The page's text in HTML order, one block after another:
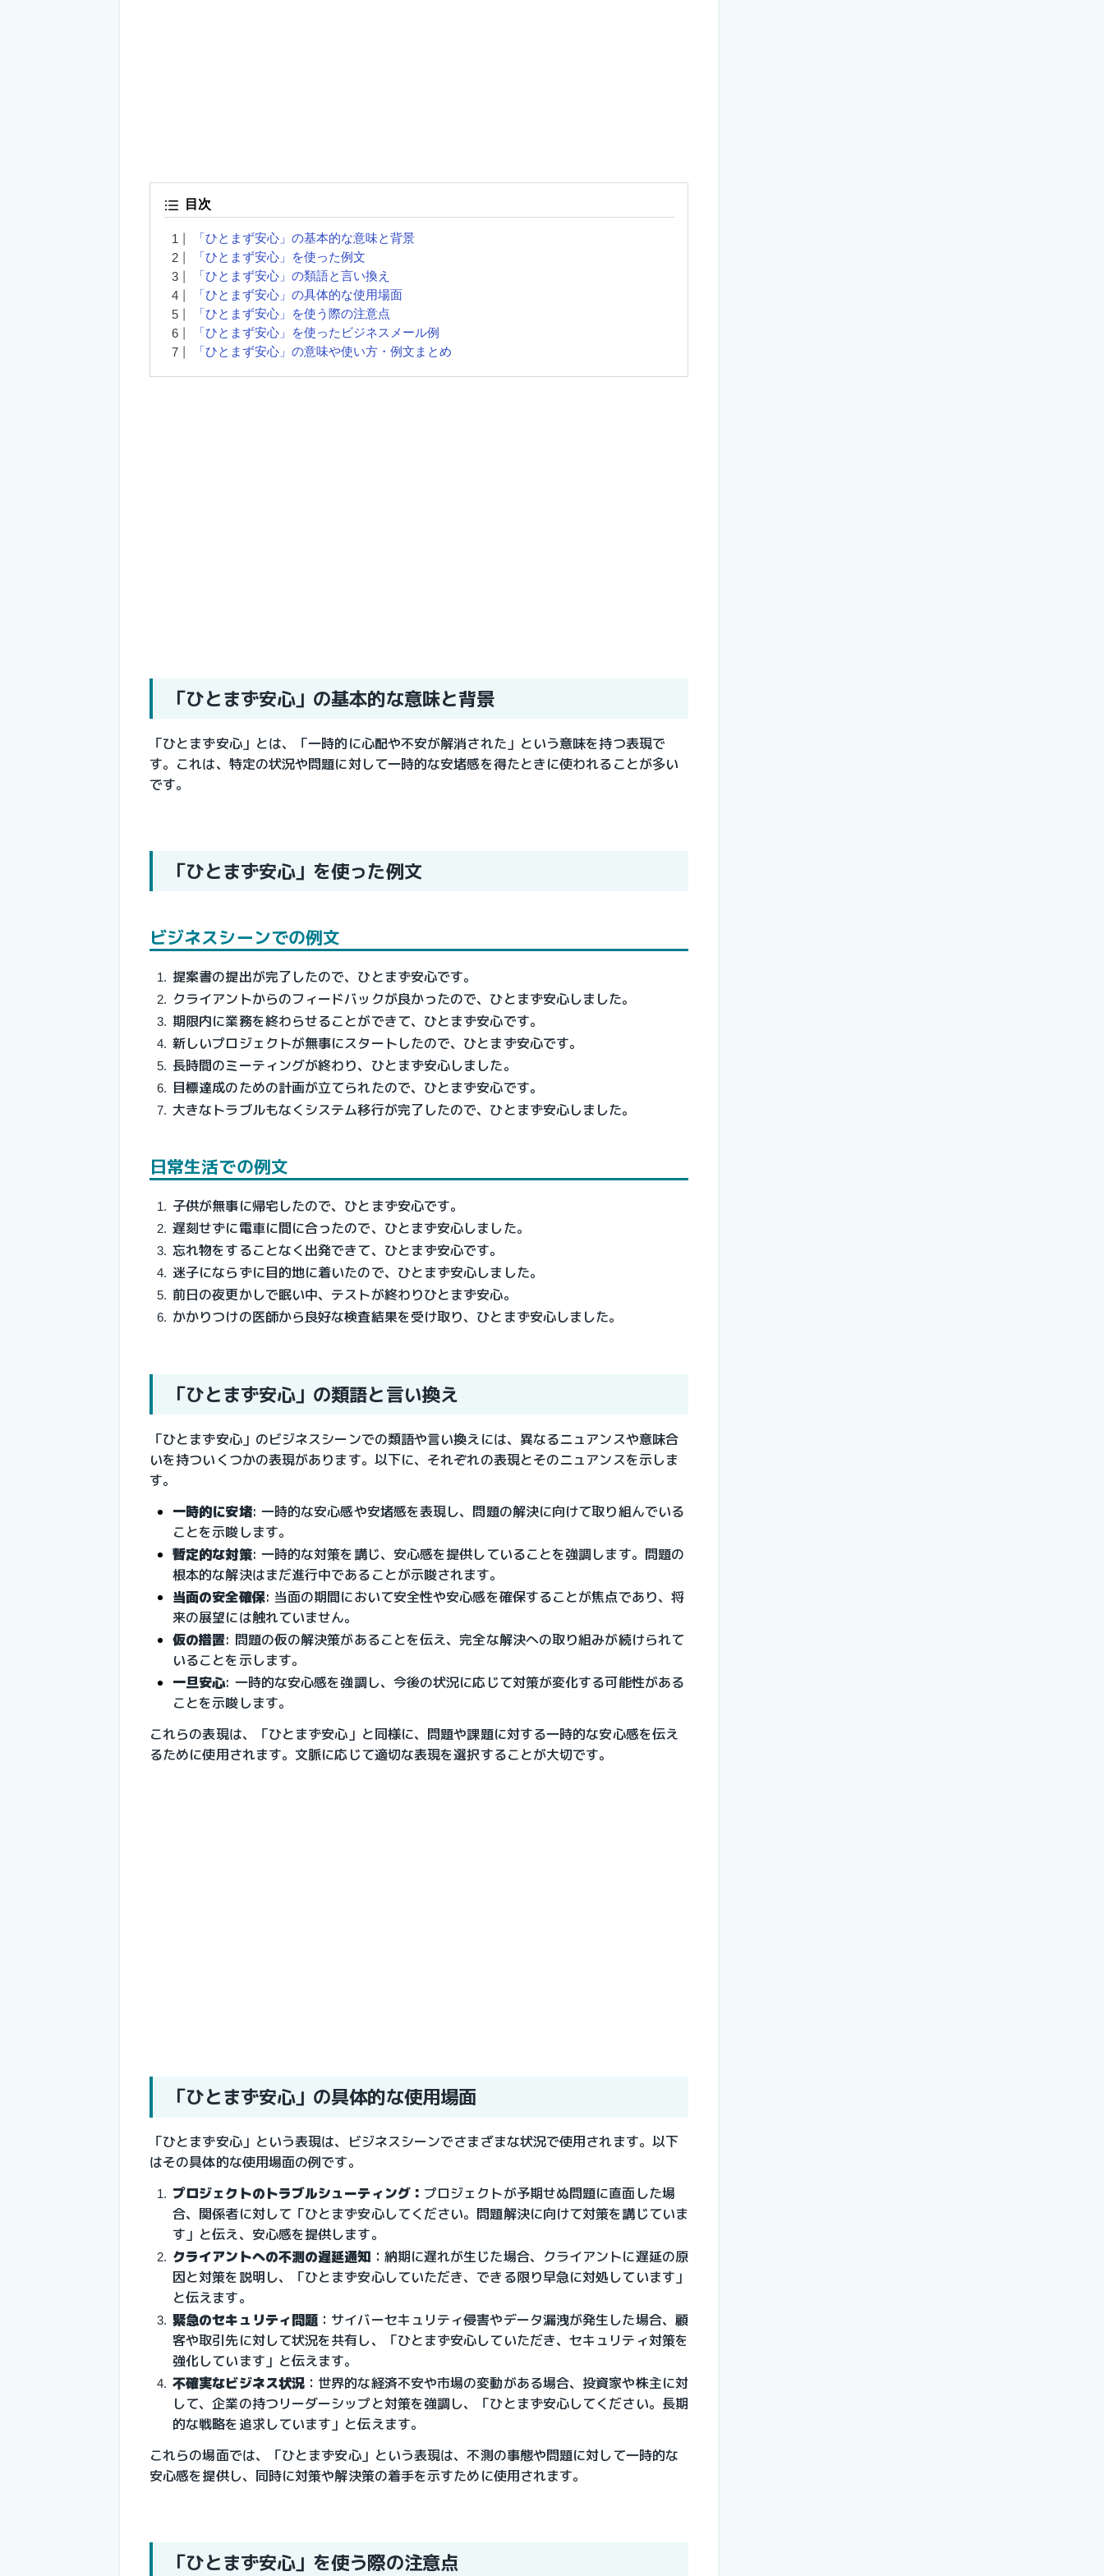
目次
「ひとまず安心」の基本的な意味と背景
「ひとまず安心」を使った例文
「ひとまず安心」の類語と言い換え
「ひとまず安心」の具体的な使用場面
「ひとまず安心」を使う際の注意点
「ひとまず安心」を使ったビジネスメール例
「ひとまず安心」の意味や使い方・例文まとめ
「ひとまず安心」の基本的な意味と背景
「ひとまず安心」とは、「一時的に心配や不安が解消された」という意味を持つ表現で
す。これは、特定の状況や問題に対して一時的な安堵感を得たときに使われることが多い
です。
「ひとまず安心」を使った例文
ビジネスシーンでの例文
提案書の提出が完了したので、ひとまず安心です。
クライアントからのフィードバックが良かったので、ひとまず安心しました。
期限内に業務を終わらせることができて、ひとまず安心です。
新しいプロジェクトが無事にスタートしたので、ひとまず安心です。
長時間のミーティングが終わり、ひとまず安心しました。
目標達成のための計画が立てられたので、ひとまず安心です。
大きなトラブルもなくシステム移行が完了したので、ひとまず安心しました。
日常生活での例文
子供が無事に帰宅したので、ひとまず安心です。
遅刻せずに電車に間に合ったので、ひとまず安心しました。
忘れ物をすることなく出発できて、ひとまず安心です。
迷子にならずに目的地に着いたので、ひとまず安心しました。
前日の夜更かしで眠い中、テストが終わりひとまず安心。
かかりつけの医師から良好な検査結果を受け取り、ひとまず安心しました。
「ひとまず安心」の類語と言い換え
「ひとまず安心」のビジネスシーンでの類語や言い換えには、異なるニュアンスや意味合
いを持ついくつかの表現があります。以下に、それぞれの表現とそのニュアンスを示しま
す。
一時的に安堵: 一時的な安心感や安堵感を表現し、問題の解決に向けて取り組んでいる
ことを示唆します。
暫定的な対策: 一時的な対策を講じ、安心感を提供していることを強調します。問題の
根本的な解決はまだ進行中であることが示唆されます。
当面の安全確保: 当面の期間において安全性や安心感を確保することが焦点であり、将
来の展望には触れていません。
仮の措置: 問題の仮の解決策があることを伝え、完全な解決への取り組みが続けられて
いることを示します。
一旦安心: 一時的な安心感を強調し、今後の状況に応じて対策が変化する可能性がある
ことを示唆します。
これらの表現は、「ひとまず安心」と同様に、問題や課題に対する一時的な安心感を伝え
るために使用されます。文脈に応じて適切な表現を選択することが大切です。
「ひとまず安心」の具体的な使用場面
「ひとまず安心」という表現は、ビジネスシーンでさまざまな状況で使用されます。以下
はその具体的な使用場面の例です。
プロジェクトのトラブルシューティング： プロジェクトが予期せぬ問題に直面した場
合、関係者に対して「ひとまず安心してください。問題解決に向けて対策を講じていま
す」と伝え、安心感を提供します。
クライアントへの不測の遅延通知 ：納期に遅れが生じた場合、クライアントに遅延の原
因と対策を説明し、「ひとまず安心していただき、できる限り早急に対処しています」
と伝えます。
緊急のセキュリティ問題 ：サイバーセキュリティ侵害やデータ漏洩が発生した場合、顧
客や取引先に対して状況を共有し、「ひとまず安心していただき、セキュリティ対策を
強化しています」と伝えます。
不確実なビジネス状況 ：世界的な経済不安や市場の変動がある場合、投資家や株主に対
して、企業の持つリーダーシップと対策を強調し、「ひとまず安心してください。長期
的な戦略を追求しています」と伝えます。
これらの場面では、「ひとまず安心」という表現は、不測の事態や問題に対して一時的な
安心感を提供し、同時に対策や解決策の着手を示すために使用されます。
「ひとまず安心」を使う際の注意点